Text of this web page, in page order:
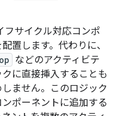
フサイクル対応コンポ
置します。代わりに、
などのアクティビテ
に直接挿入することも
ません。このロジック
ポーネントに追加する